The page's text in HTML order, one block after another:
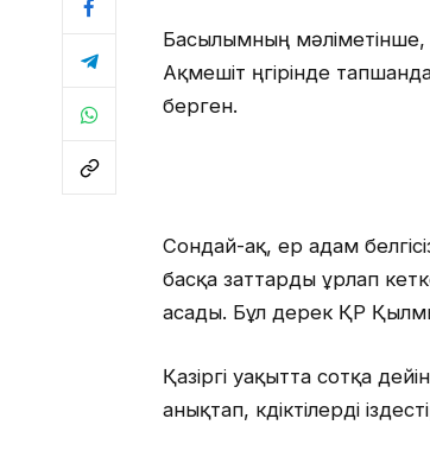
Басылымның мәліметінше,
Ақмешіт үңгірінде
берген.
Сондай-ақ, ер адам
басқа заттарды ұрлап
асады. Бұл дерек ҚР
Қазіргі уақытта сотқа
анықтап, күдіктілерді